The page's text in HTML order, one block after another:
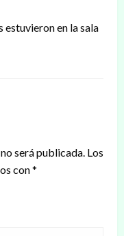
estuvieron en la sala
será publicada. Los
con*